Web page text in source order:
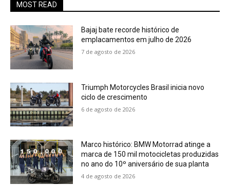
MOST READ
Bajaj bate recorde histórico de
emplacamentos em julho de 2026
7 de agosto de 2026
Triumph Motorcycles Brasil inicia novo
ciclo de crescimento
6 de agosto de 2026
Marco histórico: BMW Motorrad atinge a
marca de 150 mil motocicletas produzidas
no ano do 10º aniversário de sua planta
4 de agosto de 2026